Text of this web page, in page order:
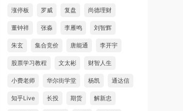
涨停板 罗威 复盘 尚德理财
董钟祥 张淼 李雁鸣 刘智辉
朱玄 集合竞价 唐能通 李开宇
股票学习教程 文太彬 财智人生
小费老师 华尔街学堂 杨凯 通达信
知乎Live 长投 期货 解新忠